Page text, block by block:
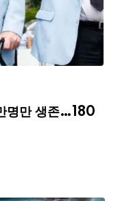
명만 생존…180